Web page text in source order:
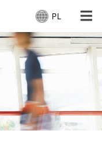
W
y
b
r
z
j
ę
PL